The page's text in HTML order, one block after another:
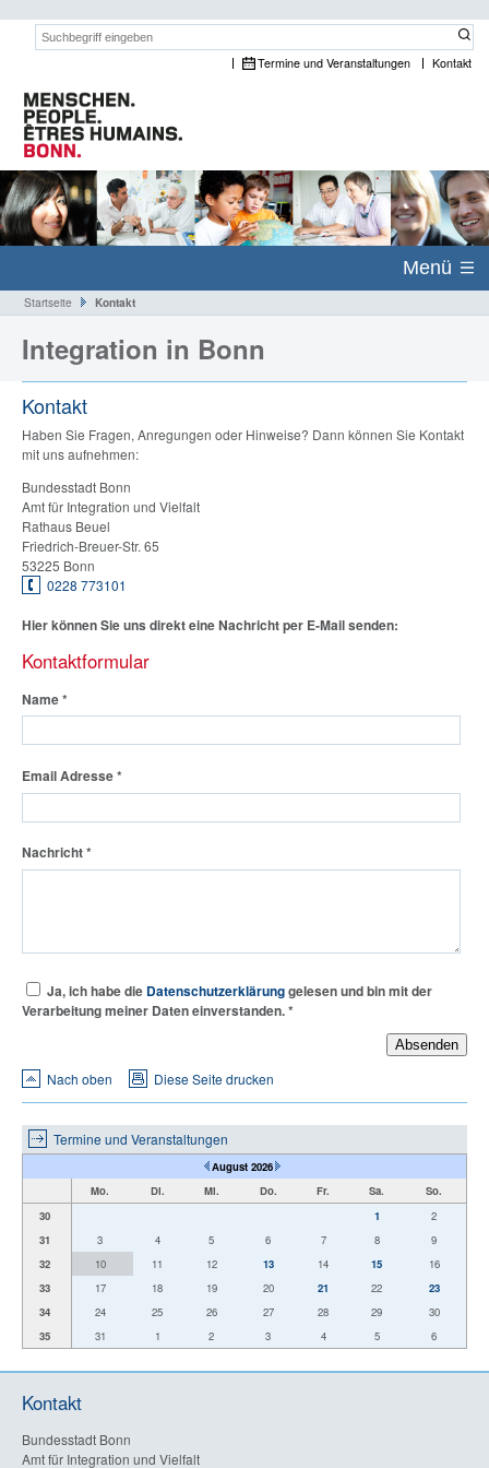
Suchwort:
Termine und Veranstaltungen Kontakt
Menü
Startseite Kontakt
Integration in Bonn
Kontakt
Haben Sie Fragen, Anregungen oder Hinweise? Dann können Sie Kontakt
mit uns aufnehmen:
Bundesstadt Bonn
Amt für Integration und Vielfalt
Rathaus Beuel
Friedrich-Breuer-Str. 65
53225 Bonn
0228 773101
Hier können Sie uns direkt eine Nachricht per E-Mail senden:
Kontaktformular
Name*
Email Adresse*
Nachricht*
Ja, ich habe die Datenschutzerklärunggelesen und bin mit der
Verarbeitung meiner Daten einverstanden.*
Absenden
Nach oben Diese Seite drucken
Termine und Veranstaltungen
August 2026
Mo.
Di. Mi. Do. Fr. Sa.
So.
30
1
2
31
3 4 5 6 7 8
9
32
10 11 12 13 14 15
16
33
17 18 19 20 21 22
23
34
24 25 26 27 28 29
30
35
31 1 2 3 4 5 6
Kontakt
Bundesstadt Bonn
Amt für Integration und Vielfalt